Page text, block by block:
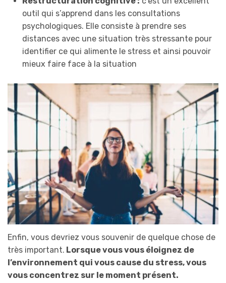
outil qui s’apprend dans les consultations
psychologiques. Elle consiste à prendre ses
distances avec une situation très stressante pour
identifier ce qui alimente le stress et ainsi pouvoir
mieux faire face à la situation
Enfin, vous devriez vous souvenir de quelque chose de
très important. Lorsque vous vous éloignez de
l’environnement qui vous cause du stress, vous
vous concentrez sur le moment présent.